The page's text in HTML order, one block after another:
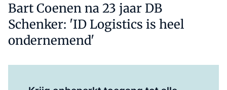
Bart Coenen na 23 jaar DB
Schenker: 'ID Logistics is heel
ondernemend'